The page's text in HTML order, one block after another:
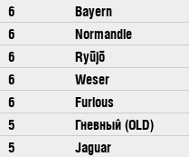
6 Bayern
6 Normandie
6 Ryūjō
6 Weser
6 Furious
5 Гневный (OLD)
5 Jaguar